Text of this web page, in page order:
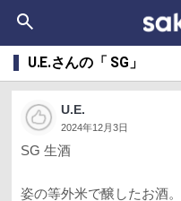
U.E.さんの「 SG」
U.E.
2024年12月3日
SG 生酒
姿の等外米で醸したお酒。